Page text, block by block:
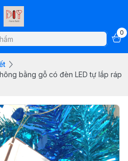
0
bằng gỗ có đèn LED tự lắp ráp